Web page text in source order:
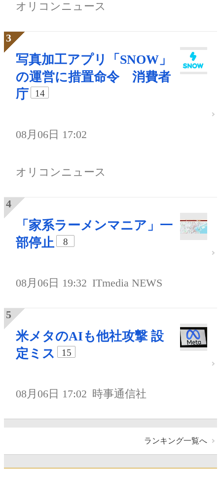
オリコンニュース
写真加工アプリ「SNOW」
の運営に措置命令 消費者
庁
14
08月06日 17:02
オリコンニュース
「家系ラーメンマニア」一
部停止
8
08月06日 19:32 ITmedia NEWS
米メタのAIも他社攻撃 設
定ミス
15
08月06日 17:02 時事通信社
ランキング一覧へ